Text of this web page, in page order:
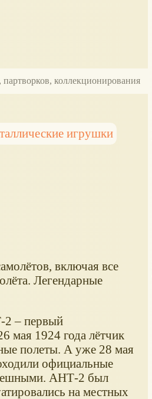
коллекционирования
игрушки
включая все
Легендарные
2 – первый
мая 1924 года лётчик
полеты. А уже 28 мая
официальные
АНТ-2 был
на местных